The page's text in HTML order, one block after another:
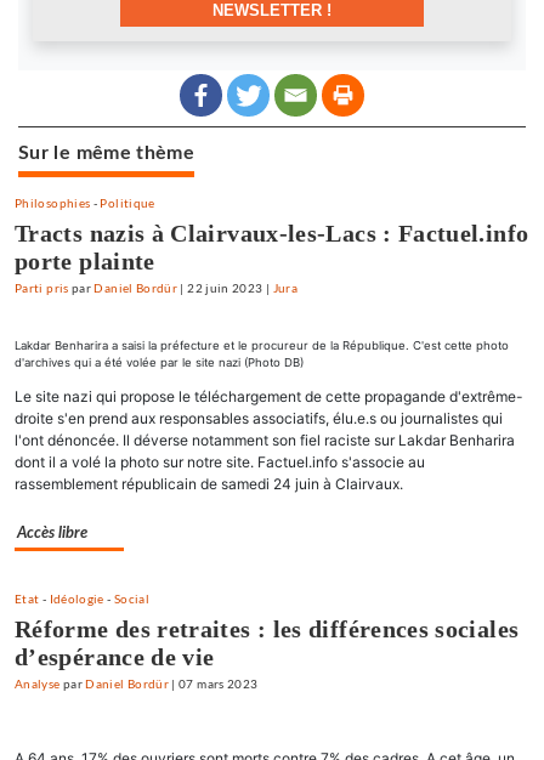
NEWSLETTER !
Sur le même thème
Philosophies - Politique
Tracts nazis à Clairvaux-les-Lacs : Factuel.info
porte plainte
Parti pris parDaniel Bordür |22 juin 2023 | Jura
Lakdar Benharira a saisi la préfecture et le procureur de la République. C'est cette photo
d'archives qui a été volée par le site nazi (Photo DB)
Le site nazi qui propose le téléchargement de cette propagande d'extrême-
droite s'en prend aux responsables associatifs, élu.e.s ou journalistes qui
l'ont dénoncée. Il déverse notamment son fiel raciste sur Lakdar Benharira
dont il a volé la photo sur notre site. Factuel.info s'associe au
rassemblement républicain de samedi 24 juin à Clairvaux.
Accès libre
Etat - Idéologie - Social
Réforme des retraites : les différences sociales
d’espérance de vie
Analyse parDaniel Bordür |07 mars 2023